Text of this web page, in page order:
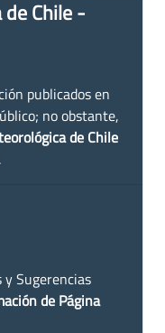
Chile -
publicados en
no obstante,
de Chile
Sugerencias
de Página